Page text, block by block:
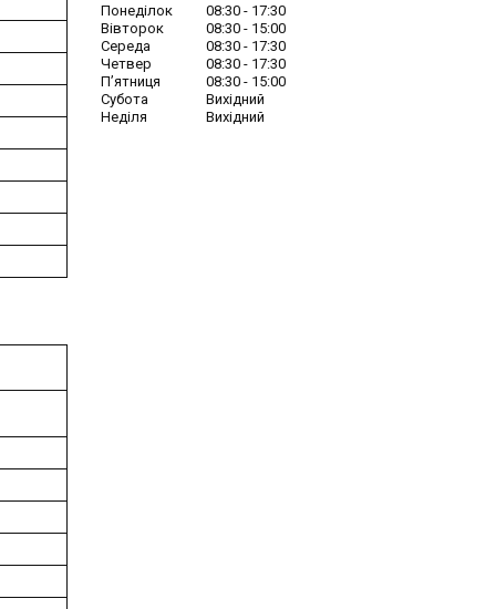
Понеділок 08:30
17:30
Вівторок
08:30
15:00
Середа
08:30
17:30
Четвер
08:30
17:30
Пʼятниця
08:30
15:00
Субота
Вихідний
Неділя
Вихідний